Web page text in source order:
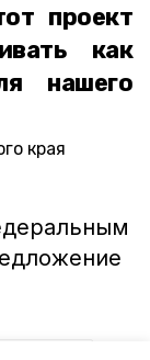
проект
как
нашего
края